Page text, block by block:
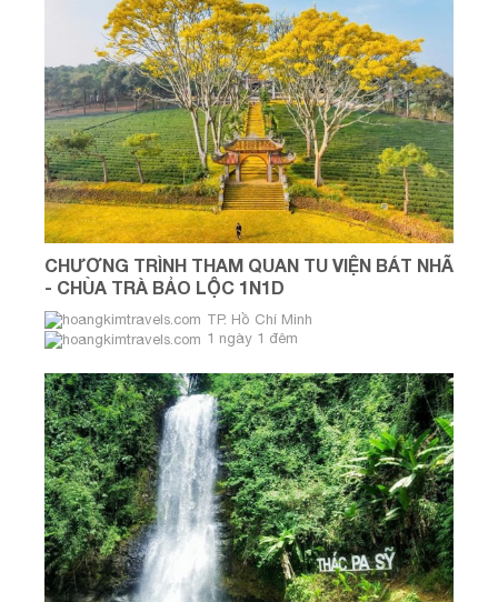
CHƯƠNG TRÌNH THAM QUAN TU VIỆN BÁT NHÃ
- CHÙA TRÀ BẢO LỘC 1N1D
TP. Hồ Chí Minh
1 ngày 1 đêm